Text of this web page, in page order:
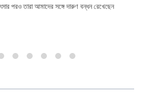
পরও তারা আমাদের সঙ্গে দারুণ বন্ধন রেখেছেন